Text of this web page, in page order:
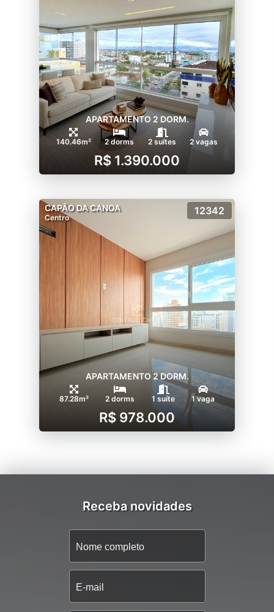
APARTAMENTO 2 DORM.
140.46m² 2 dorms 2 suítes 2 vagas
R$ 1.390.000
CAPÃO DA CANOA
Centro
12342
APARTAMENTO 2 DORM.
87.28m² 2 dorms 1 suíte 1 vaga
R$ 978.000
Receba novidades